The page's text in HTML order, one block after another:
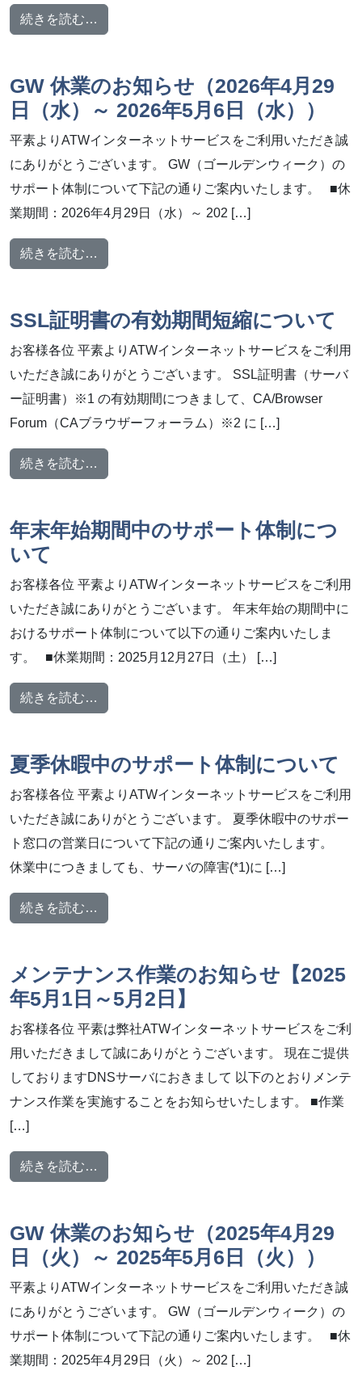
続きを読む…
GW 休業のお知らせ（2026年4月29
日（水）～ 2026年5月6日（水））
平素よりATWインターネットサービスをご利用いただき誠
にありがとうございます。 GW（ゴールデンウィーク）の
サポート体制について下記の通りご案内いたします。 ■休
業期間：2026年4月29日（水）～ 202 […]
続きを読む…
SSL証明書の有効期間短縮について
お客様各位 平素よりATWインターネットサービスをご利用
いただき誠にありがとうございます。 SSL証明書（サーバ
ー証明書）※1 の有効期間につきまして、CA/Browser
Forum（CAブラウザーフォーラム）※2 に […]
続きを読む…
年末年始期間中のサポート体制につ
いて
お客様各位 平素よりATWインターネットサービスをご利用
いただき誠にありがとうございます。 年末年始の期間中に
おけるサポート体制について以下の通りご案内いたしま
す。 ■休業期間：2025月12月27日（土） […]
続きを読む…
夏季休暇中のサポート体制について
お客様各位 平素よりATWインターネットサービスをご利用
いただき誠にありがとうございます。 夏季休暇中のサポー
ト窓口の営業日について下記の通りご案内いたします。
休業中につきましても、サーバの障害(*1)に […]
続きを読む…
メンテナンス作業のお知らせ【2025
年5月1日～5月2日】
お客様各位 平素は弊社ATWインターネットサービスをご利
用いただきまして誠にありがとうございます。 現在ご提供
しておりますDNSサーバにおきまして 以下のとおりメンテ
ナンス作業を実施することをお知らせいたします。 ■作業
[…]
続きを読む…
GW 休業のお知らせ（2025年4月29
日（火）～ 2025年5月6日（火））
平素よりATWインターネットサービスをご利用いただき誠
にありがとうございます。 GW（ゴールデンウィーク）の
サポート体制について下記の通りご案内いたします。 ■休
業期間：2025年4月29日（火）～ 202 […]